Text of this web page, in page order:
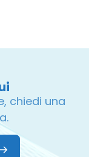
chiedi una